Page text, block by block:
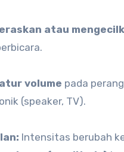
atau
volume pada
(speaker, TV).
Intensitas berubah